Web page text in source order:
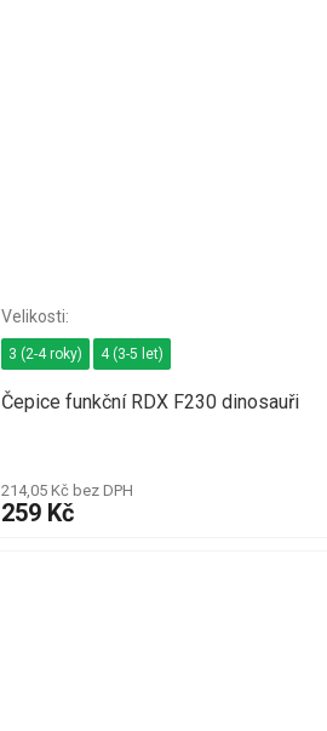
Čepice funkční RDX F230 dinosauři
214,05 Kč bez DPH
259 Kč
3 (2-4 roky) 4 (3-5 let)